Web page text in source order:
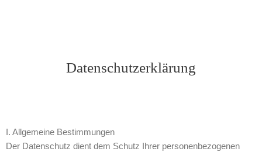
Datenschutzerklärung
I. Allgemeine Bestimmungen
Der Datenschutz dient dem Schutz Ihrer personenbezogenen